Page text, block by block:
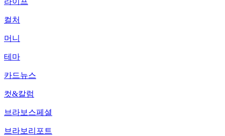
컬처
머니
테마
카드뉴스
컷&칼럼
브라보스페셜
브라보리포트